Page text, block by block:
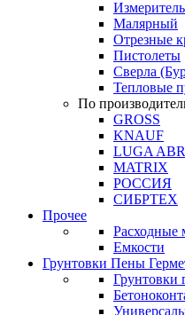
Малярный
Отрезные
Пистолеты
Сверла
Тепловые
По
GROSS
KNAUF
LUGA
MATRIX
РОССИЯ
СИБРТЕХ
Прочее
Расходные
Емкости
Грунтовки Пены
Грунтовки